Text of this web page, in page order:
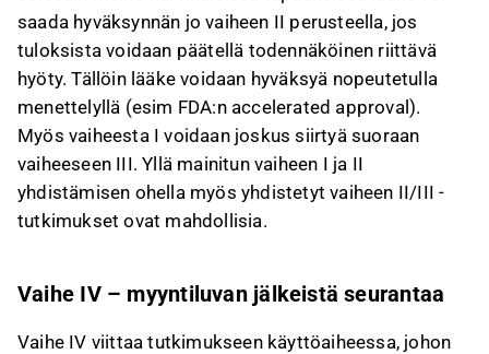
saada hyväksynnän jo vaiheen II perusteella, jos
tuloksista voidaan päätellä todennäköinen riittävä
hyöty. Tällöin lääke voidaan hyväksyä nopeutetulla
menettelyllä (esim FDA:n accelerated approval).
Myös vaiheesta I voidaan joskus siirtyä suoraan
vaiheeseen III. Yllä mainitun vaiheen I ja II
yhdistämisen ohella myös yhdistetyt vaiheen II/III -
tutkimukset ovat mahdollisia.
Vaihe IV – myyntiluvan jälkeistä seurantaa
Vaihe IV viittaa tutkimukseen käyttöaiheessa, johon